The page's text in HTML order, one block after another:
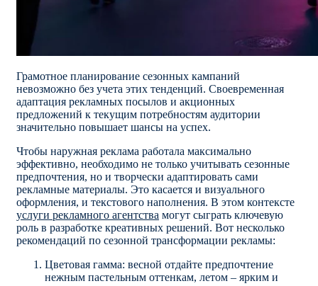
Грамотное планирование сезонных кампаний
невозможно без учета этих тенденций. Своевременная
адаптация рекламных посылов и акционных
предложений к текущим потребностям аудитории
значительно повышает шансы на успех.
Чтобы наружная реклама работала максимально
эффективно, необходимо не только учитывать сезонные
предпочтения, но и творчески адаптировать сами
рекламные материалы. Это касается и визуального
оформления, и текстового наполнения. В этом контексте
услуги рекламного агентства могут сыграть ключевую
роль в разработке креативных решений. Вот несколько
рекомендаций по сезонной трансформации рекламы:
Цветовая гамма: весной отдайте предпочтение
нежным пастельным оттенкам, летом – ярким и